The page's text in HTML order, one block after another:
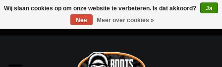
Wij slaan cookies op om onze website te verbeteren. Is dat akkoord?
Ja
Nee
Meer over cookies »